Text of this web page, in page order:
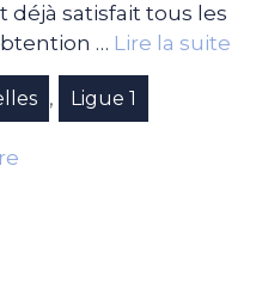
déjà satisfait tous les
… Lire la suite
, Ligue 1